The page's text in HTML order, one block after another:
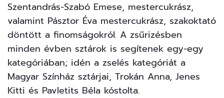
Szentandrás-Szabó Emese, mestercukrász,
valamint Pásztor Éva mestercukrász, szakoktató
döntött a finomságokról. A zsűrizésben
minden évben sztárok is segítenek egy-egy
kategóriában; idén a zselés kategóriát a
Magyar Színház sztárjai, Trokán Anna, Jenes
Kitti és Pavletits Béla kóstolta.